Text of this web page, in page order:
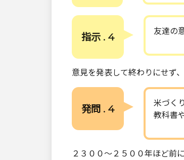
指示 . 4 友達の
意見を発表して終わりにせず
発問 . 4
米づく
教科書
２３００～２５００年ほど前